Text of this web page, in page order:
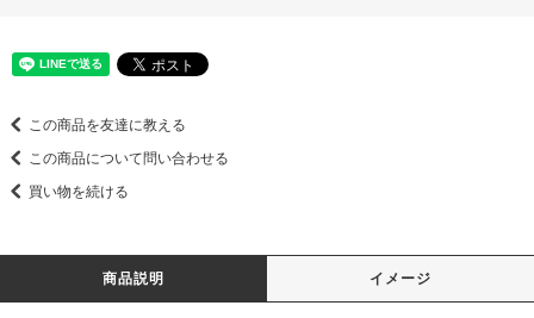
この商品を友達に教える
この商品について問い合わせる
買い物を続ける
商品説明 イメージ